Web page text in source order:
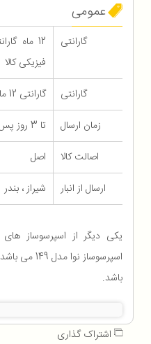
عمومی
گارانتی
12 ماه
فیزیکی کالا
گارانتی
گارانتی 12 ماه شرکتی
زمان ارسال
تا 3 روز پس از ثبت سفارش
اصالت کالا
اصل
ارسال از انبار
شیراز ، بندر
یکی دیگر از اسپرسوساز
باشد.
اشتراک گذاری